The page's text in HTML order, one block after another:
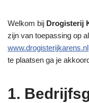
Welkom bij Drogisterij
zijn van toepassing op
www.drogisterijkarens.nl
te plaatsen ga je
1.